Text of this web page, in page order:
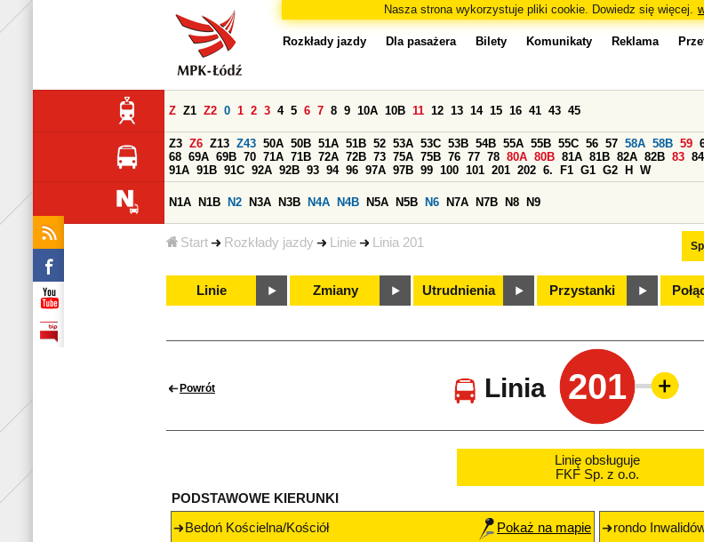
Nasza strona wykorzystuje pliki cookie. Dowiedz się więcej.
Start Rozkłady jazdy Linie Linia 201
Rozkłady jazdy Dla pasażera Bilety Komunikaty Reklama
Z Z1 Z2 0 1 2 3 4 5 6 7 8 9 10A 10B 11 12 13 14 15 16 41 43 45
Z3 Z6 Z13 Z43 50A 50B 51A 51B 52 53A 53C 53B 54B 55A 55B 55C 56 57 58A 58B 59
68 69A 69B 70 71A 71B 72A 72B 73 75A 75B 76 77 78 80A 80B 81A 81B 82A 82B 83
91A 91B 91C 92A 92B 93 94 96 97A 97B 99 100 101 201 202 6. F1 G1 G2 H W
N1A N1B N2 N3A N3B N4A N4B N5A N5B N6 N7A N7B N8 N9
Linie Zmiany Utrudnienia Przystanki
Powrót Linia 201
Linię obsługuje
FKF Sp. z o.o.
PODSTAWOWE KIERUNKI
Bedoń Kościelna/Kościół
Pokaż na mapie
rondo